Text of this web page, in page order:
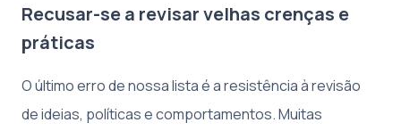
Recusar-se a revisar velhas crenças e
práticas
O último erro de nossa lista é a resistência à revisão
de ideias, políticas e comportamentos. Muitas